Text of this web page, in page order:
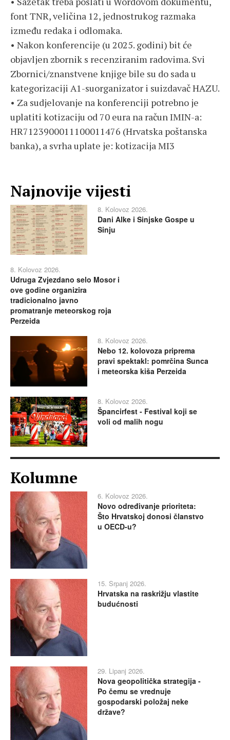
font TNR, veličina 12, jednostrukog razmaka
između redaka i odlomaka.
• Nakon konferencije (u 2025. godini) bit će
objavljen zbornik s recenziranim radovima. Svi
Zbornici/znanstvene knjige bile su do sada u
kategorizaciji A1-suorganizator i suizdavač HAZU.
• Za sudjelovanje na konferenciji potrebno je
uplatiti kotizaciju od 70 eura na račun IMIN-a:
HR7123900011100011476 (Hrvatska poštanska
banka), a svrha uplate je: kotizacija MI3
Najnovije vijesti
8. Kolovoz 2026.
Dani Alke i Sinjske Gospe u
Sinju
8. Kolovoz 2026.
Udruga Zvjezdano selo Mosor i
ove godine organizira
tradicionalno javno
promatranje meteorskog roja
Perzeida
8. Kolovoz 2026.
Nebo 12. kolovoza priprema
pravi spektakl: pomrčina Sunca
i meteorska kiša Perzeida
8. Kolovoz 2026.
Špancirfest - Festival koji se
voli od malih nogu
Kolumne
6. Kolovoz 2026.
Novo određivanje prioriteta:
Što Hrvatskoj donosi članstvo
u OECD-u?
15. Srpanj 2026.
Hrvatska na raskrižju vlastite
budućnosti
29. Lipanj 2026.
Nova geopolitička strategija -
Po čemu se vrednuje
gospodarski položaj neke
države?